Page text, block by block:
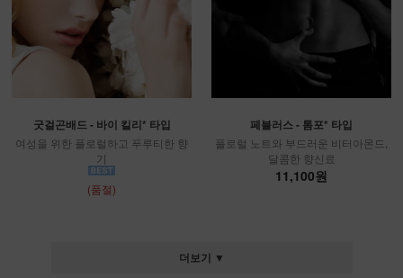
굿걸곤배드 - 바이 킬리* 타입
여성을 위한 플로럴하고 푸루티한 향
기
(품절)
페뷸러스 - 톰포* 타입
플로럴 노트와 부드러운 비터아몬드,
달콤한 향신료
11,100원
더보기 ▼